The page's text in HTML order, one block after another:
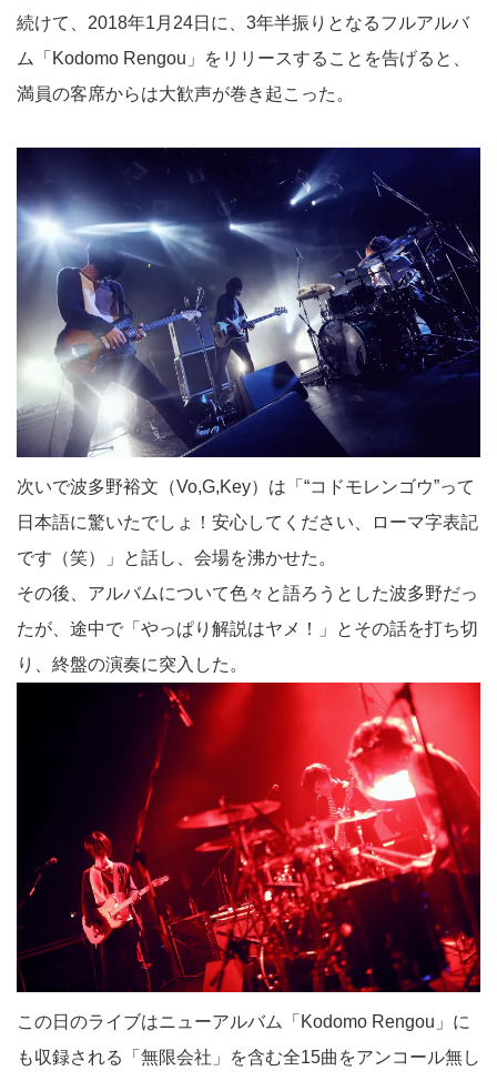
続けて、2018年1月24日に、3年半振りとなるフルアルバ
ム「Kodomo Rengou」をリリースすることを告げると、
満員の客席からは大歓声が巻き起こった。
次いで波多野裕文（Vo,G,Key）は「“コドモレンゴウ”って
日本語に驚いたでしょ！安心してください、ローマ字表記
です（笑）」と話し、会場を沸かせた。
その後、アルバムについて色々と語ろうとした波多野だっ
たが、途中で「やっぱり解説はヤメ！」とその話を打ち切
り、終盤の演奏に突入した。
この日のライブはニューアルバム「Kodomo Rengou」に
も収録される「無限会社」を含む全15曲をアンコール無し